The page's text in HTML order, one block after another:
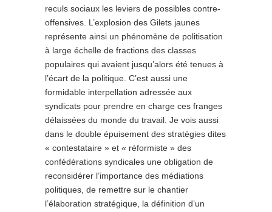
reculs sociaux les leviers de possibles contre-
offensives. L’explosion des Gilets jaunes
représente ainsi un phénomène de politisation
à large échelle de fractions des classes
populaires qui avaient jusqu’alors été tenues à
l’écart de la politique. C’est aussi une
formidable interpellation adressée aux
syndicats pour prendre en charge ces franges
délaissées du monde du travail. Je vois aussi
dans le double épuisement des stratégies dites
« contestataire » et « réformiste » des
confédérations syndicales une obligation de
reconsidérer l’importance des médiations
politiques, de remettre sur le chantier
l’élaboration stratégique, la définition d’un